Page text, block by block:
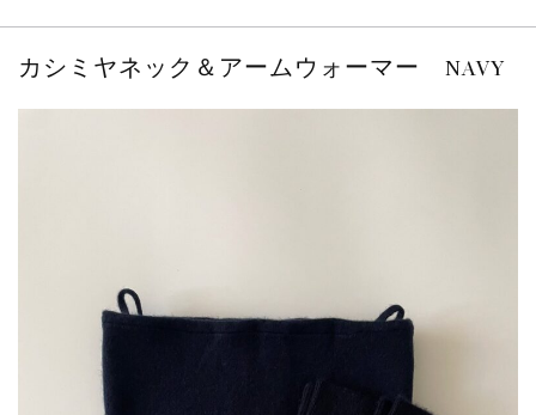
お知らせ
2023.1.1
カシミヤネック＆アームウォーマー NAVY